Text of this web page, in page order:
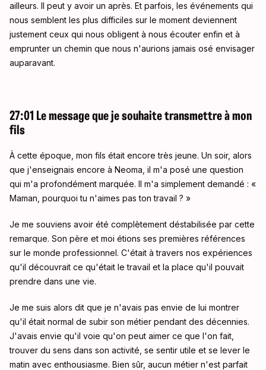
ailleurs. Il peut y avoir un après. Et parfois, les événements qui
nous semblent les plus difficiles sur le moment deviennent
justement ceux qui nous obligent à nous écouter enfin et à
emprunter un chemin que nous n'aurions jamais osé envisager
auparavant.
27:01 Le message que je souhaite transmettre à mon
fils
À cette époque, mon fils était encore très jeune. Un soir, alors
que j'enseignais encore à Neoma, il m'a posé une question
qui m'a profondément marquée. Il m'a simplement demandé : «
Maman, pourquoi tu n'aimes pas ton travail ? »
Je me souviens avoir été complètement déstabilisée par cette
remarque. Son père et moi étions ses premières références
sur le monde professionnel. C'était à travers nos expériences
qu'il découvrait ce qu'était le travail et la place qu'il pouvait
prendre dans une vie.
Je me suis alors dit que je n'avais pas envie de lui montrer
qu'il était normal de subir son métier pendant des décennies.
J'avais envie qu'il voie qu'on peut aimer ce que l'on fait,
trouver du sens dans son activité, se sentir utile et se lever le
matin avec enthousiasme. Bien sûr, aucun métier n'est parfait